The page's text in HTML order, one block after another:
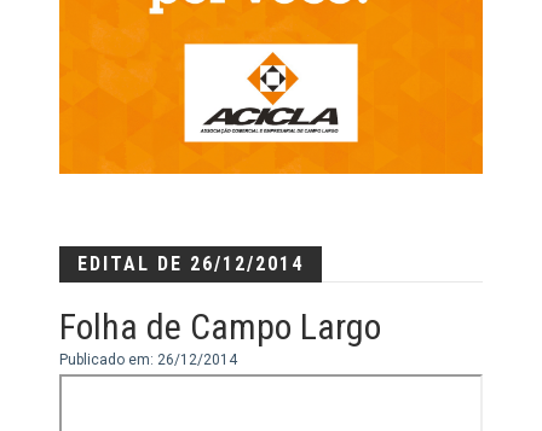
EDITAL DE 26/12/2014
Folha de Campo Largo
Publicado em: 26/12/2014